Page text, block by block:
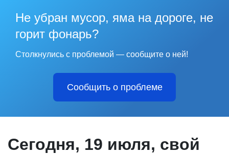
Не убран мусор, яма на дороге, не
горит фонарь?
Столкнулись с проблемой — сообщите о ней!
Сообщить о проблеме
Сегодня, 19 июля, свой